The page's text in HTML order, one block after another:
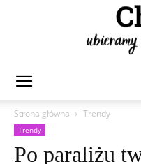
Strona główna
Trendy
Trendy
Po paraliżu